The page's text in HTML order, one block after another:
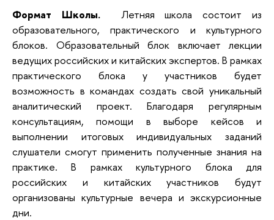
Формат Школы.
Летняя школа состоит из
образовательного, практического и культурного
блоков. Образовательный блок включает лекции
ведущих российских и китайских экспертов. В рамках
практического блока у участников будет
возможность в командах создать свой уникальный
аналитический проект. Благодаря регулярным
консультациям, помощи в выборе кейсов и
выполнении итоговых индивидуальных заданий
слушатели смогут применить полученные знания на
практике. В рамках культурного блока для
российских и китайских участников будут
организованы культурные вечера и экскурсионные
дни.